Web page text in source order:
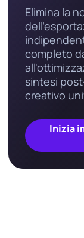
Elimina la
completo
sintesi
creativo
Inizia